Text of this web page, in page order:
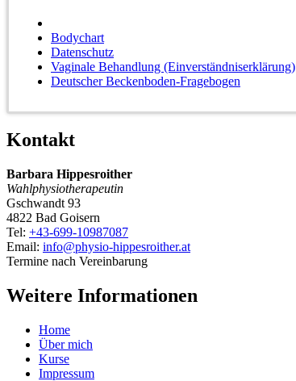
Bodychart
Datenschutz
Vaginale Behandlung (Einverständniserklärung)
Deutscher Beckenboden-Fragebogen
Kontakt
Barbara Hippesroither
Wahlphysiotherapeutin
Gschwandt 93
4822 Bad Goisern
Tel: +43-699-10987087
Email: info@physio-hippesroither.at
Termine nach Vereinbarung
Weitere Informationen
Home
Über mich
Kurse
Impressum